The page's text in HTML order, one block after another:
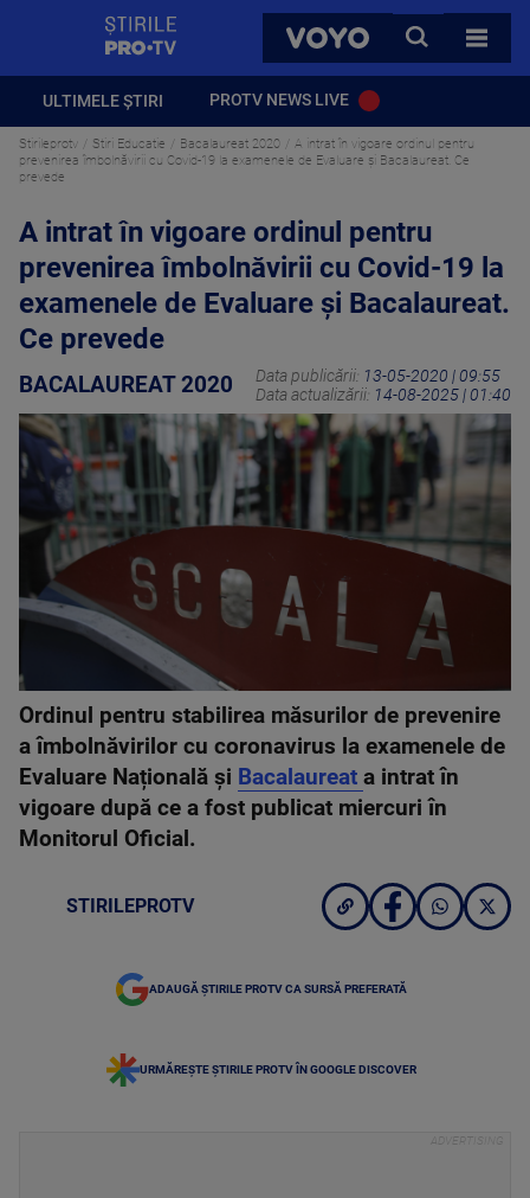
VOYO
CAUTA
TOATE
ULTIMELE ȘTIRI PROTV NEWS LIVE
Stirileprotv Stiri Educatie Bacalaureat 2020
A intrat în vigoare ordinul pentru
prevenirea îmbolnăvirii cu Covid-19 la examenele de Evaluare și Bacalaureat. Ce
prevede
A intrat în vigoare ordinul pentru
prevenirea îmbolnăvirii cu Covid-19 la
examenele de Evaluare și Bacalaureat.
Ce prevede
BACALAUREAT 2020 Data publicării: 13-05-2020 | 09:55
Data actualizării: 14-08-2025 | 01:40
Ordinul pentru stabilirea măsurilor de prevenire
a îmbolnăvirilor cu coronavirus la examenele de
Evaluare Națională și Bacalaureat a intrat în
vigoare după ce a fost publicat miercuri în
Monitorul Oficial.
STIRILEPROTV
ADAUGĂ ȘTIRILE PROTV CA SURSĂ PREFERATĂ
URMĂREȘTE ȘTIRILE PROTV ÎN GOOGLE DISCOVER